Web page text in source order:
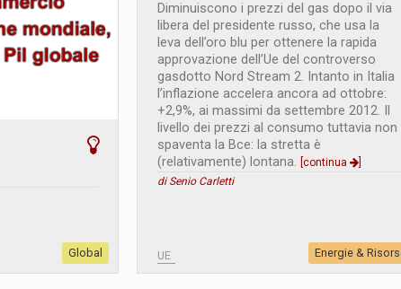
Global
Diminuiscono i prezzi del gas dopo il via
libera del presidente russo, che usa la
leva dell’oro blu per ottenere la rapida
approvazione dell’Ue del controverso
gasdotto Nord Stream 2. Intanto in Italia
l’inflazione accelera ancora ad ottobre:
+2,9%, ai massimi da settembre 2012. Il
livello dei prezzi al consumo tuttavia non
spaventa la Bce: la stretta è
(relativamente) lontana. [continua
]
di Senio Carletti
UE Energie &